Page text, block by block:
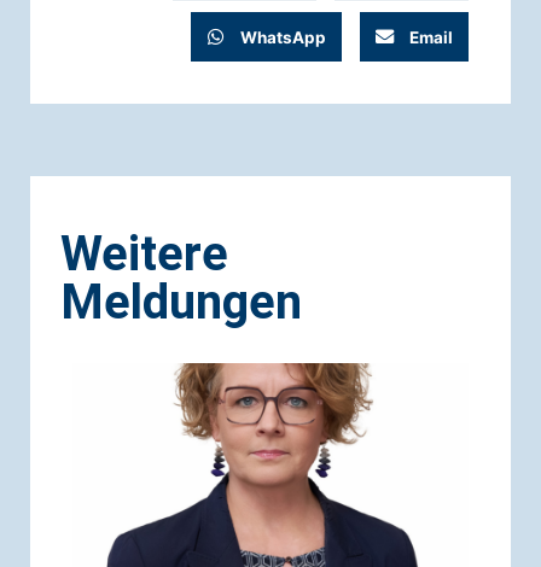
WhatsApp Email
Weitere
Meldungen